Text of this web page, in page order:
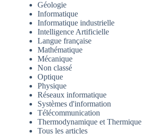
Géologie
Informatique
Informatique industrielle
Intelligence Artificielle
Langue française
Mathématique
Mécanique
Non classé
Optique
Physique
Réseaux informatique
Systèmes d'information
Télécommunication
Thermodynamique et Thermique
Tous les articles